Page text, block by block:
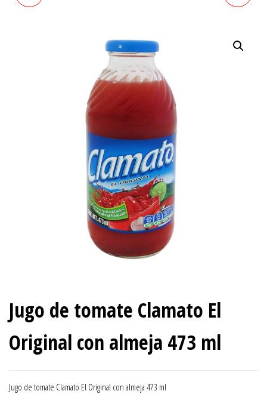
PEQUEÑAS 100 G L
Jugo de tomate Clamato El
Original con almeja 473 ml
Jugo de tomate Clamato El Original con almeja 473 ml